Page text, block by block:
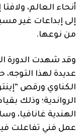
أنحاء العالم،
إلى إبداعات غير
من نوعها.
وقد شهدت الدورة
عديدة لهذا
الكناوي ورقص
الرواندية؛ وذلك
الهندية غانافيا،
عمل فني تفاعلت فيه